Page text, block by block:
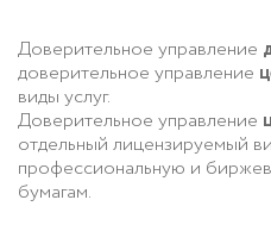
Доверительное управление
доверительное управление
виды услуг.
Доверительное управление
отдельный лицензируемый
профессиональную и
бумагам.